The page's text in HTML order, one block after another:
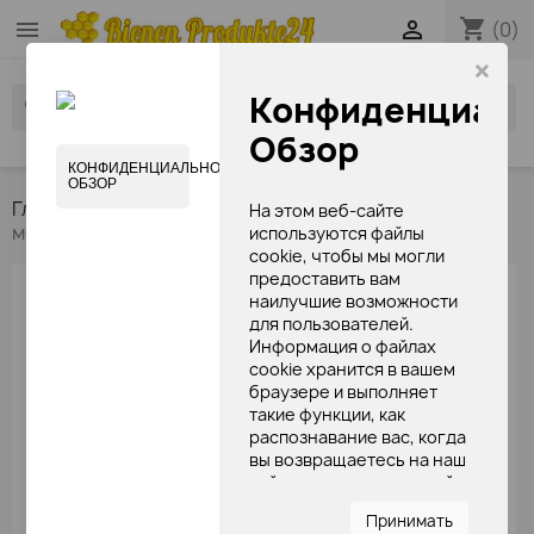
×
КОНФИДЕНЦИАЛЬНОСТЬ
ОБЗОР
Обзор
На этом веб-сайте
используются файлы
cookie, чтобы мы могли
предоставить вам
наилучшие возможности
для пользователей.
Информация о файлах
cookie хранится в вашем
браузере и выполняет
такие функции, как
распознавание вас, когда
вы возвращаетесь на наш
сайт, и помогаете нашей
разделы веб-сайта вы
Принимать
 shopping_cart (0)

search
Главная Продукты пчеловодства
Маточное
молочко
Продукты пчеловодства 
пчелинный воск - свечи